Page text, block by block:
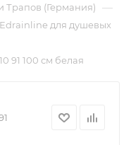
Трапов (Германия) —
для душевых
91 100 см белая